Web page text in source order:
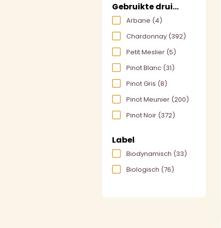
Gebruikte druivensoort
Arbane (4)
Chardonnay (392)
Petit Meslier (5)
Pinot Blanc (31)
Pinot Gris (8)
Pinot Meunier (200)
Pinot Noir (372)
Label
Biodynamisch (33)
Biologisch (76)